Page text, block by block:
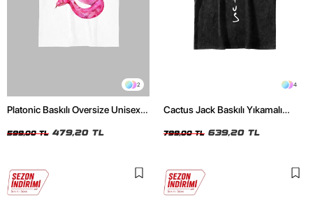
2
Platonic Baskılı Oversize Unisex
599,00 TL 479,20 TL
4
Cactus Jack Baskılı Yıkamalı
799,00 TL 639,20 TL